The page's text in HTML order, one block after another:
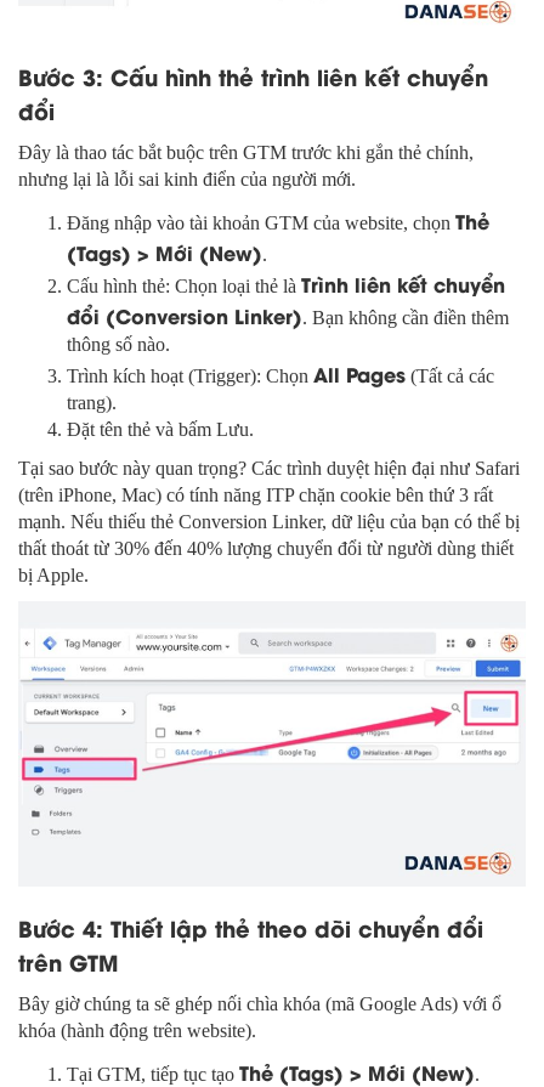
Bước 3: Cấu hình thẻ trình liên kết chuyển
đổi
Đây là thao tác bắt buộc trên GTM trước khi gắn thẻ chính,
nhưng lại là lỗi sai kinh điển của người mới.
Đăng nhập vào tài khoản GTM của website, chọn Thẻ
(Tags) > Mới (New).
Cấu hình thẻ: Chọn loại thẻ là Trình liên kết chuyển
đổi (Conversion Linker). Bạn không cần điền thêm
thông số nào.
Trình kích hoạt (Trigger): Chọn All Pages (Tất cả các
trang).
Đặt tên thẻ và bấm Lưu.
Tại sao bước này quan trọng? Các trình duyệt hiện đại như Safari
(trên iPhone, Mac) có tính năng ITP chặn cookie bên thứ 3 rất
mạnh. Nếu thiếu thẻ Conversion Linker, dữ liệu của bạn có thể bị
thất thoát từ 30% đến 40% lượng chuyển đổi từ người dùng thiết
bị Apple.
Bước 4: Thiết lập thẻ theo dõi chuyển đổi
trên GTM
Bây giờ chúng ta sẽ ghép nối chìa khóa (mã Google Ads) với ổ
khóa (hành động trên website).
Tại GTM, tiếp tục tạo Thẻ (Tags) > Mới (New).